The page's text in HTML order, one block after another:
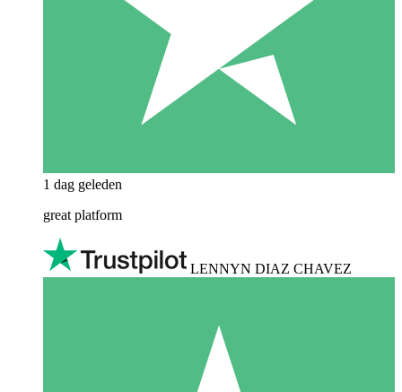
1 dag geleden
great platform
LENNYN DIAZ CHAVEZ